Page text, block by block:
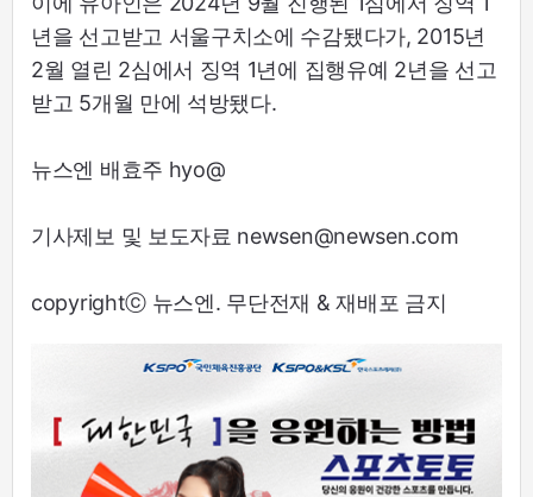
년을 선고받고 서울구치소에 수감됐다가, 2015년
2월 열린 2심에서 징역 1년에 집행유예 2년을 선고
받고 5개월 만에 석방됐다.
뉴스엔 배효주 hyo@
기사제보 및 보도자료 newsen@newsen.com
copyrightⓒ 뉴스엔. 무단전재 & 재배포 금지